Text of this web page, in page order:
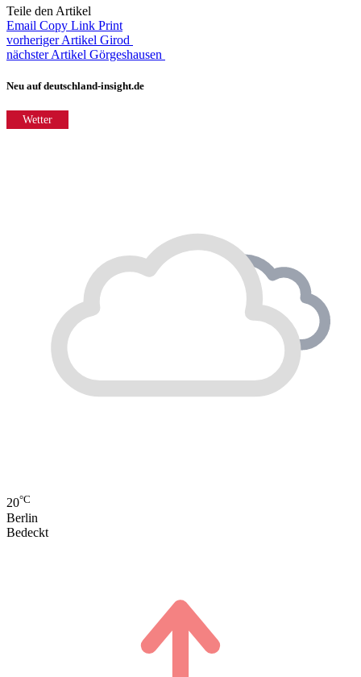
Teile den Artikel
Email Copy Link Print
vorheriger Artikel Girod
nächster Artikel Görgeshausen
Neu auf deutschland-insight.de
Wetter
20°C
Berlin
Bedeckt